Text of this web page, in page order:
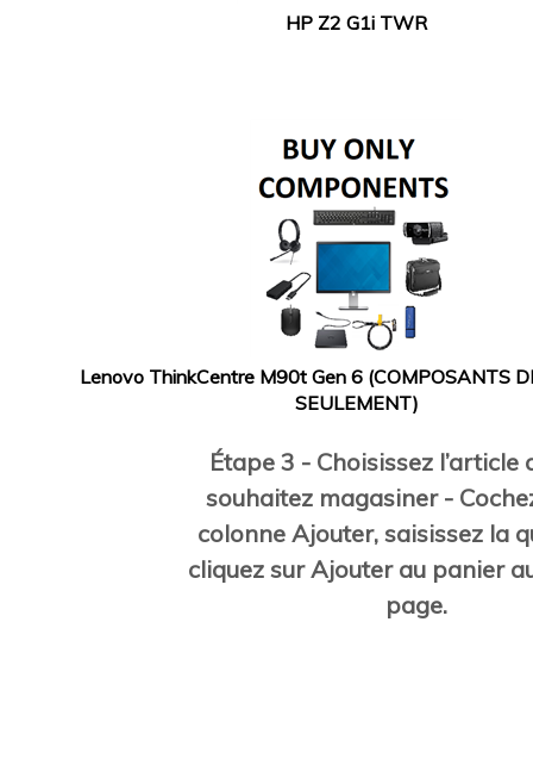
HP Z2 G1i TWR
Lenovo ThinkCentre M90t Gen 6 (COMPOSANTS
SEULEMENT)
Étape 3 - Choisissez l’article
souhaitez magasiner -
colonne Ajouter, saisissez la
cliquez sur Ajouter au panier
page.